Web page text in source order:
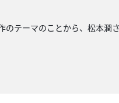
テーマのことから、松本潤